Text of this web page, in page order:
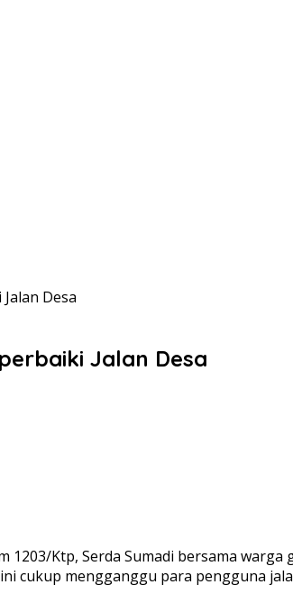
Desa
Jalan Desa
Ktp, Serda Sumadi bersama
cukup mengganggu para pengguna